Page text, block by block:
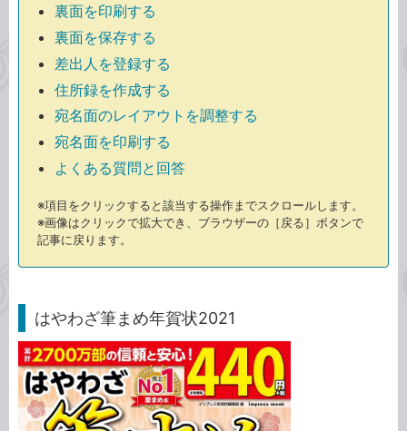
裏面を印刷する
裏面を保存する
差出人を登録する
住所録を作成する
宛名面のレイアウトを調整する
宛名面を印刷する
よくある質問と回答
※項目をクリックすると該当する操作までスクロールします。
※画像はクリックで拡大でき、ブラウザーの［戻る］ボタンで
記事に戻ります。
はやわざ筆まめ年賀状2021